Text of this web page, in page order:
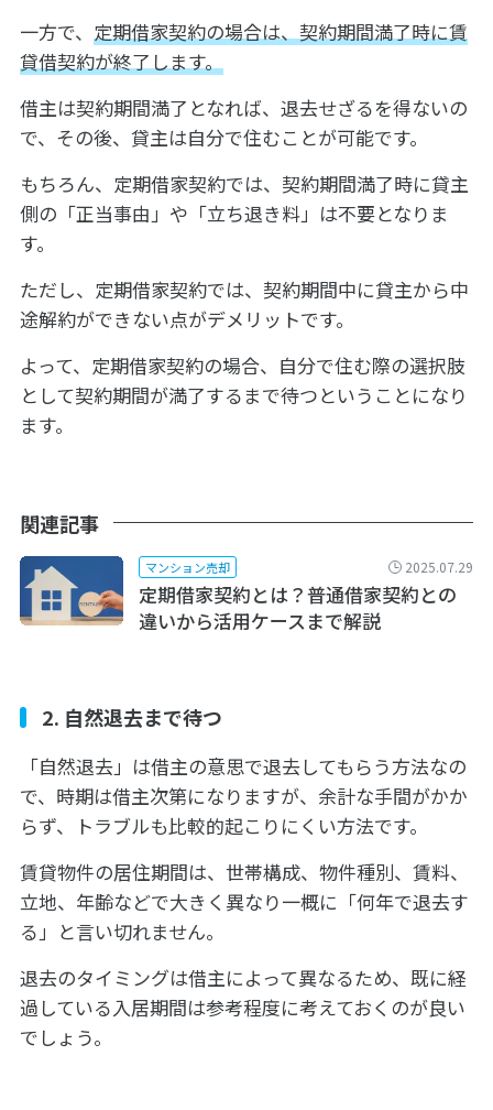
一方で、 定期借家契約の場合は、契約期間満了時に賃
貸借契約が終了します。
借主は契約期間満了となれば、退去せざるを得ないの
で、その後、貸主は自分で住むことが可能です。
もちろん、定期借家契約では、契約期間満了時に貸主
側の「正当事由」や「立ち退き料」は不要となりま
す。
ただし、定期借家契約では、契約期間中に貸主から中
途解約ができない点がデメリットです。
よって、定期借家契約の場合、自分で住む際の選択肢
として契約期間が満了するまで待つということになり
ます。
関連記事
マンション売却 2025.07.29
定期借家契約とは？普通借家契約との
違いから活用ケースまで解説
2. 自然退去まで待つ
「自然退去」は借主の意思で退去してもらう方法なの
で、時期は借主次第になりますが、余計な手間がかか
らず、トラブルも比較的起こりにくい方法です。
賃貸物件の居住期間は、世帯構成、物件種別、賃料、
立地、年齢などで大きく異なり一概に「何年で退去す
る」と言い切れません。
退去のタイミングは借主によって異なるため、既に経
過している入居期間は参考程度に考えておくのが良い
でしょう。